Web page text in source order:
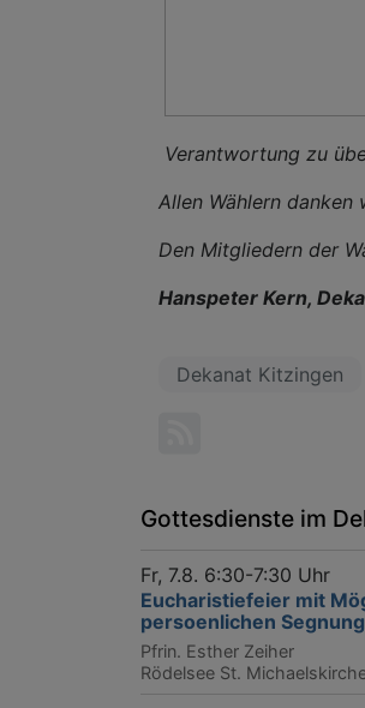
Verantwortung zu
Allen Wählern danken
Den Mitgliedern der
Hanspeter Kern,
Dekanat Kitzingen
Gottesdienste im
Fr, 7.8. 6:30-7:30 Uhr
Eucharistiefeier mit
persoenlichen Segnung
Pfrin. Esther Zeiher
Rödelsee St.